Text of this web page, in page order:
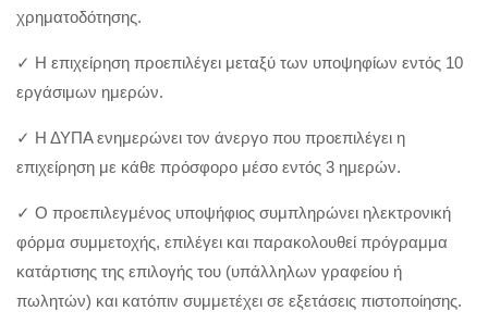
χρηματοδότησης.
✓ Η επιχείρηση προεπιλέγει μεταξύ των υποψηφίων εντός 10
εργάσιμων ημερών.
✓ Η ΔΥΠΑ ενημερώνει τον άνεργο που προεπιλέγει η
επιχείρηση με κάθε πρόσφορο μέσο εντός 3 ημερών.
✓ Ο προεπιλεγμένος υποψήφιος συμπληρώνει ηλεκτρονική
φόρμα συμμετοχής, επιλέγει και παρακολουθεί πρόγραμμα
κατάρτισης της επιλογής του (υπάλληλων γραφείου ή
πωλητών) και κατόπιν συμμετέχει σε εξετάσεις πιστοποίησης.